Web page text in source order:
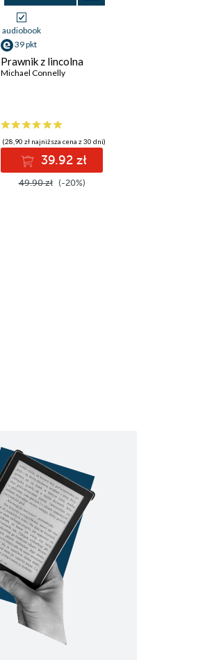
audiobook
39 pkt
Prawnik z lincolna
Michael Connelly
(28,90 zł najniższa cena z 30 dni)
39.92 zł
49.90 zł (-20%)